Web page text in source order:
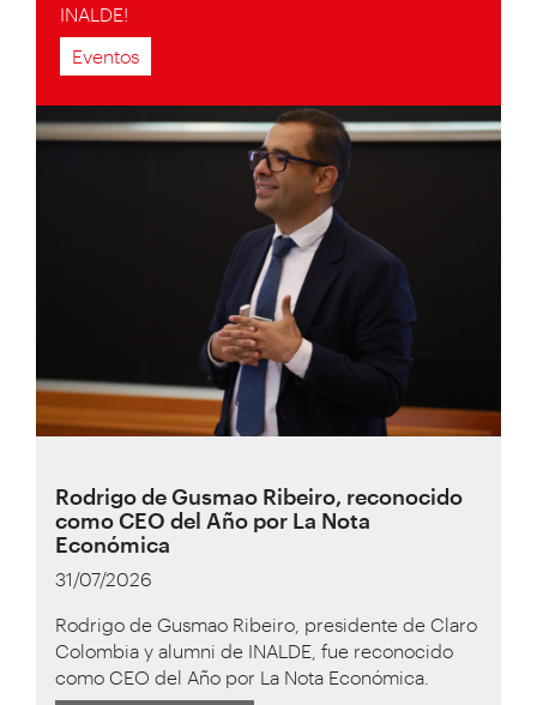
INALDE!
Eventos
Rodrigo de Gusmao Ribeiro, reconocido
como CEO del Año por La Nota
Económica
31/07/2026
Rodrigo de Gusmao Ribeiro, presidente de Claro
Colombia y alumni de INALDE, fue reconocido
como CEO del Año por La Nota Económica.